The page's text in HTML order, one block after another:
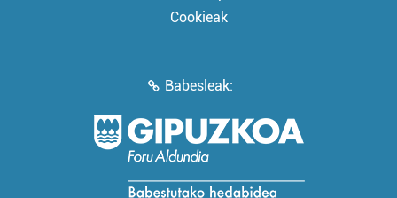
Cookieak
Babesleak: